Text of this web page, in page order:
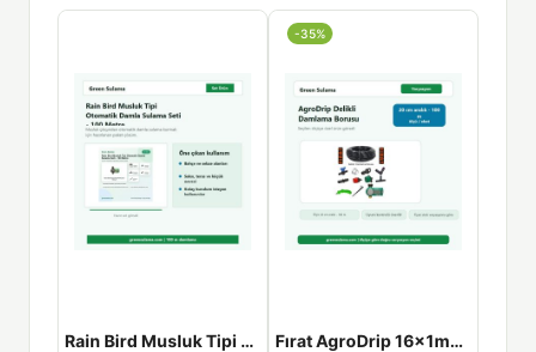
Rain Bird Musluk Tipi Otomatik Damla Sulama Seti - 100 Metre
-35%
Fırat AgroDrip 16x1mm Delikli Damlama Borusu Seti - 20cm / 100mt